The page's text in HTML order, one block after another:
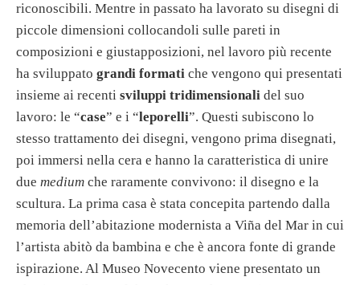
riconoscibili. Mentre in passato ha lavorato su disegni di
piccole dimensioni collocandoli sulle pareti in
composizioni e giustapposizioni, nel lavoro più recente
ha sviluppato grandi formati che vengono qui presentati
insieme ai recenti sviluppi tridimensionali del suo
lavoro: le “case” e i “leporelli”. Questi subiscono lo
stesso trattamento dei disegni, vengono prima disegnati,
poi immersi nella cera e hanno la caratteristica di unire
due medium che raramente convivono: il disegno e la
scultura. La prima casa è stata concepita partendo dalla
memoria dell’abitazione modernista a Viña del Mar in cui
l’artista abitò da bambina e che è ancora fonte di grande
ispirazione. Al Museo Novecento viene presentato un